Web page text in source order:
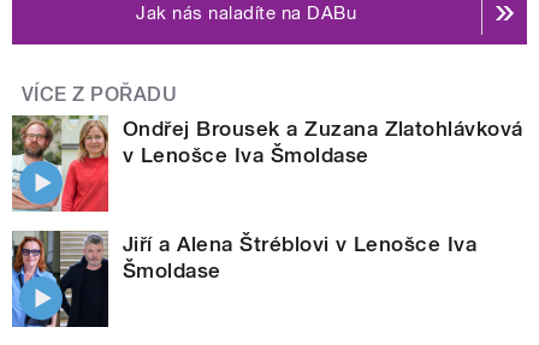
Jak nás naladíte na DABu
VÍCE Z POŘADU
Ondřej Brousek a Zuzana Zlatohlávková
v Lenošce Iva Šmoldase
Jiří a Alena Štréblovi v Lenošce Iva
Šmoldase